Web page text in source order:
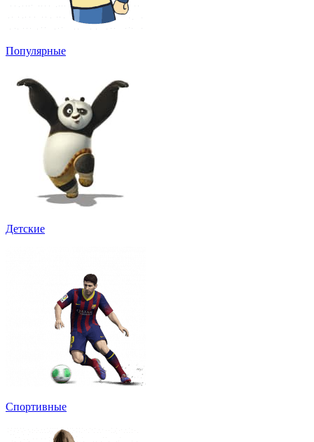
Популярные
Детские
Спортивные